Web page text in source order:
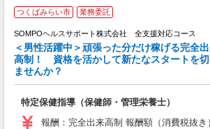
つくばみらい市 業務委託
SOMPOヘルスサポート株式会社 全支援対応コース
＜男性活躍中＞頑張った分だけ稼げる完全
高制！ 資格を活かして新たなスタートを切
ませんか？
特定保健指導（保健師・管理栄養士）
報酬：完全出来高制 報酬額（消費税抜